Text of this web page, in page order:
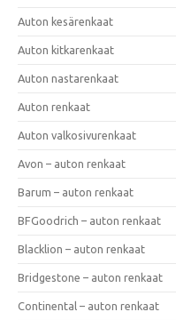
Auton kesärenkaat
Auton kitkarenkaat
Auton nastarenkaat
Auton renkaat
Auton valkosivurenkaat
Avon – auton renkaat
Barum – auton renkaat
BFGoodrich – auton renkaat
Blacklion – auton renkaat
Bridgestone – auton renkaat
Continental – auton renkaat